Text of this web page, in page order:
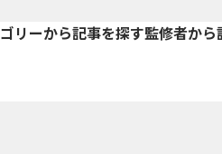
リーから記事を探す監修者から